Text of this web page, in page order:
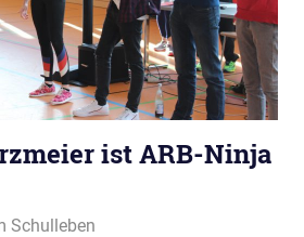
ist ARB-Ninja
Schulleben